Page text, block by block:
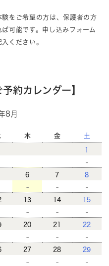
をご希望の方は、保護者の方
可能です。申し込みフォーム
ください。
約カレンダー】
8月
木 金 土
1
-
6
-
7
-
8
-
13
-
14
-
15
-
20
-
21
-
22
-
27
-
28
-
29
-